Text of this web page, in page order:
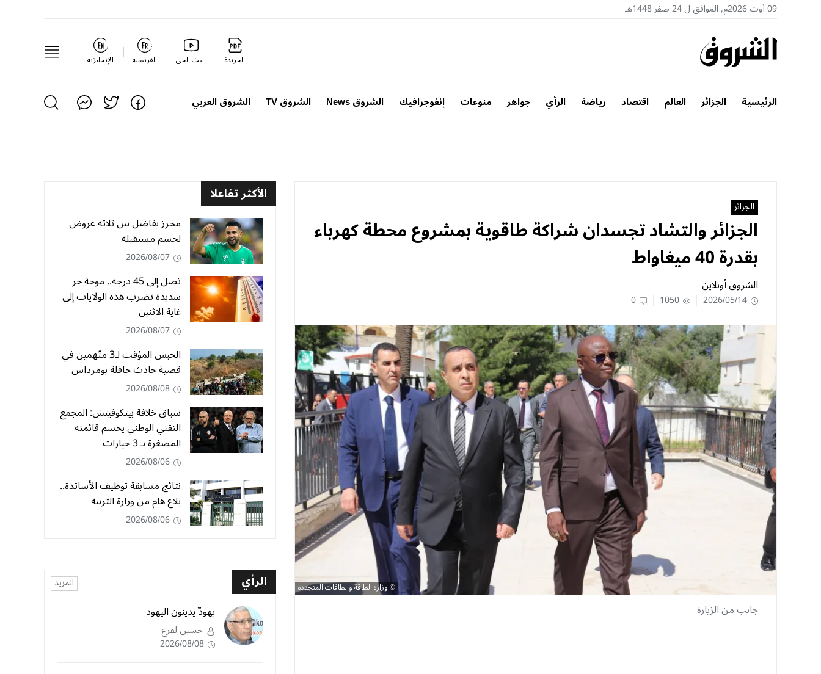
09 أوت 2026م, الموافق ل 24 صفر 1448هـ
الجريدة البث الحي الفرنسية الإنجليزية
الرئيسية الجزائر العالم اقتصاد رياضة الرأي جواهر منوعات إنفوجرافيك الشروق News الشروق TV الشروق العربي
الجزائر
الجزائر والتشاد تجسدان شراكة طاقوية بمشروع محطة كهرباء
بقدرة 40 ميغاواط
الشروق أونلاين
2026/05/14
1050
0
وزارة الطاقة والطاقات المتجددة
جانب من الزيارة
الأكثر تفاعلا
محرز يفاضل بين ثلاثة عروض
لحسم مستقبله
2026/08/07
تصل إلى 45 درجة.. موجة حر
شديدة تضرب هذه الولايات إلى
غاية الاثنين
2026/08/07
الحبس المؤقت لـ3 متّهمين في
قضية حادث حافلة بومرداس
2026/08/08
سباق خلافة بيتكوفيتش: المجمع
التقني الوطني يحسم قائمته
المصغرة بـ 3 خيارات
2026/08/06
نتائج مسابقة توظيف الأساتذة..
بلاغ هام من وزارة التربية
2026/08/06
الرأي المزيد
يهودٌ يدينون اليهود
حسين لقرع
2026/08/08